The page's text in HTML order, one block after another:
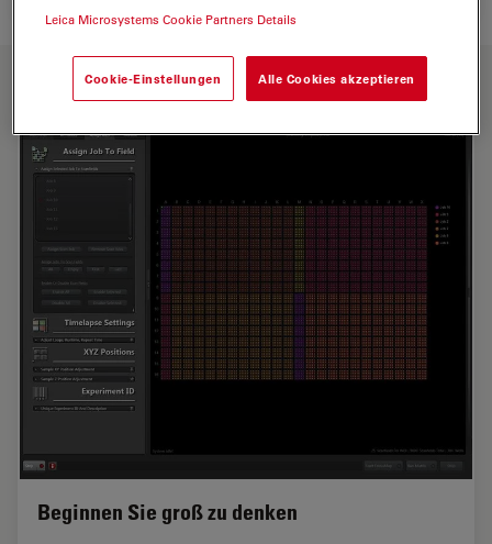
Beginnen Sie groß zu denken
Leica Microsystems Cookie Partners Details
Cookie-Einstellungen Alle Cookies akzeptieren